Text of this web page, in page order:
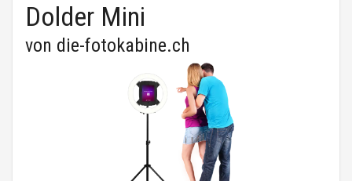
Dolder Mini
von die-fotokabine.ch